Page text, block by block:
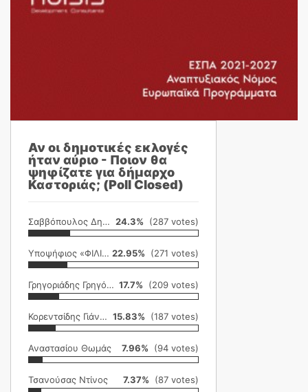
Αν οι δημοτικές εκλογές
ήταν αύριο - Ποιον θα
ψηφίζατε για δήμαρχο
Καστοριάς; (Poll Closed)
Σαββόπουλος Δημήτρης 24.3% (287 votes)
Υποψήφιος «ΦΙΛΙΚΗ ΕΤΑΙΡΕΙΑ» 22.95% (271 votes)
Γρηγοριάδης Γρηγόρης 17.7% (209 votes)
Κορεντσίδης Γιάννης 15.83% (187 votes)
Αναστασίου Θωμάς 7.96% (94 votes)
Τσανούσας Ντίνος 7.37% (87 votes)